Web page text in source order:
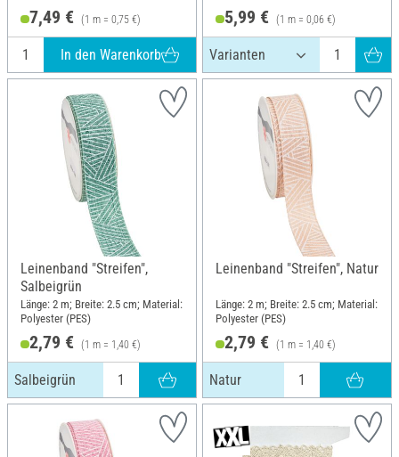
7,49 € (1 m = 0,75 €)
In den Warenkorb
5,99 € (1 m = 0,06 €)
Leinenband "Streifen",
Salbeigrün
Länge: 2 m; Breite: 2.5 cm; Material:
Polyester (PES)
2,79 € (1 m = 1,40 €)
Salbeigrün
Leinenband "Streifen", Natur
Länge: 2 m; Breite: 2.5 cm; Material:
Polyester (PES)
2,79 € (1 m = 1,40 €)
Natur